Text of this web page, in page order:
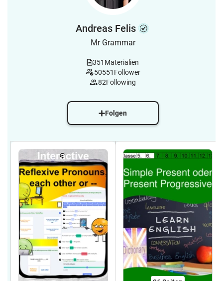
Andreas Felis
Mr Grammar
351 Materialien
50551 Follower
82Following
Folgen